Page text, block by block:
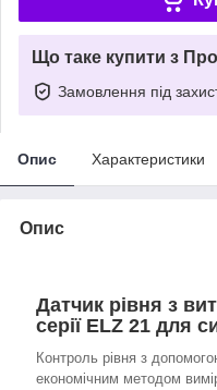
Що таке купити з
Замовлення під
Опис Характеристики
Опис
Датчик рівня з
серії ELZ 21 для
Контроль рівня з
економічним методом